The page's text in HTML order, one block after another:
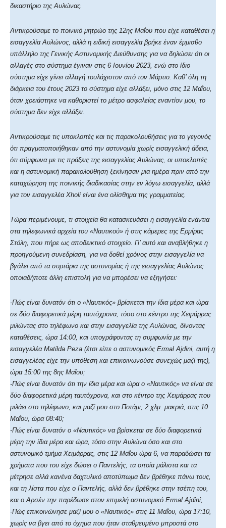
δικαστήριο της Αυλώνας.
Αντικρούσαμε το ποινικό μητρώο της 12ης Μαΐου που είχε καταθέσει η
εισαγγελία Αυλώνος, αλλά η ειδική εισαγγελία βρήκε έναν έμμισθο
υπάλληλο της Γενικής Αστυνομικής Διεύθυνσης για να δηλώσει ότι οι
αλλαγές στο σύστημα έγιναν στις 6 Ιουνίου 2023, ενώ στο ίδιο
σύστημα είχε γίνει αλλαγή τουλάχιστον από τον Μάρτιο. Καθ’ όλη τη
διάρκεια του έτους 2023 το σύστημα είχε αλλάξει, μόνο στις 12 Μαΐου,
όταν χρειάστηκε να καθοριστεί το μέτρο ασφαλείας εναντίον μου, το
σύστημα δεν είχε αλλάξει.
Αντικρούσαμε τις υποκλοπές και τις παρακολουθήσεις για το γεγονός
ότι πραγματοποιήθηκαν από την αστυνομία χωρίς εισαγγελική άδεια,
ότι σύμφωνα με τις πράξεις της εισαγγελίας Αυλώνας, οι υποκλοπές
και η αστυνομική παρακολούθηση ξεκίνησαν μια ημέρα πριν από την
καταχώρηση της ποινικής διαδικασίας στην εν λόγω εισαγγελία, αλλά
για τον εισαγγελέα Xholi είναι ένα ολίσθημα της γραμματείας.
Τώρα περιμένουμε, τι στοιχεία θα κατασκευάσει η εισαγγελία ενάντια
στα τηλεφωνικά αρχεία του «Ναυτικού» ή στις κάμερες της Ερμίρας
Στόλη, που πήρε ως αποδεικτικό στοιχείο. Γι’ αυτό και αναβλήθηκε η
προηγούμενη συνεδρίαση, για να δοθεί χρόνος στην εισαγγελία να
βγάλει από τα συρτάρια της αστυνομίας ή της εισαγγελίας Αυλώνος
οποιαδήποτε άλλη επιστολή για να μπορέσει να εξηγήσει:
-Πώς είναι δυνατόν ότι ο «Ναυτικός» βρίσκεται την ίδια μέρα και ώρα
σε δύο διαφορετικά μέρη ταυτόχρονα, τόσο στο κέντρο της Χειμάρρας
μιλώντας στο τηλέφωνο και στην εισαγγελία της Αυλώνας, δίνοντας
καταθέσεις, ώρα 14:00, και υπογράφοντας τη συμφωνία με την
εισαγγελέα Matilda Peza (έτσι είπε ο αστυνομικός Ermal Ajdini, αυτή η
εισαγγελέας είχε την υπόθεση και επικοινωνούσε συνεχώς μαζί της),
ώρα 15:00 της 8ης Μαΐου;
-Πώς είναι δυνατόν ότι την ίδια μέρα και ώρα ο «Ναυτικός» να είναι σε
δύο διαφορετικά μέρη ταυτόχρονα, και στο κέντρο της Χειμάρρας που
μιλάει στο τηλέφωνο, και μαζί μου στο Ποτάμι, 2 χλμ. μακριά, στις 10
Μαΐου, ώρα 08:40;
-Πώς είναι δυνατόν ο «Ναυτικός» να βρίσκεται σε δύο διαφορετικά
μέρη την ίδια μέρα και ώρα, τόσο στην Αυλώνα όσο και στο
αστυνομικό τμήμα Χειμάρρας, στις 12 Μαΐου ώρα 6, να παραδώσει τα
χρήματα που του είχε δώσει ο Παντελής, τα οποία μάλιστα και τα
μέτρησε αλλά κανένα δαχτυλικό αποτύπωμα δεν βρέθηκε πάνω τους,
και τη λίστα που είχε ο Παντελής, αλλά δεν βρέθηκε στην τσέπη του,
και ο Αρσέν την παρέδωσε στον επιμελή αστυνομικό Ermal Ajdini;
-Πώς επικοινώνησε μαζί μου ο «Ναυτικός» στις 11 Μαΐου, ώρα 17:10,
χωρίς να βγει από το όχημα που ήταν σταθμευμένο μπροστά στο